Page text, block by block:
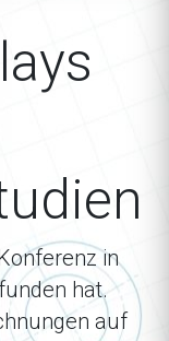
in
hat.
auf